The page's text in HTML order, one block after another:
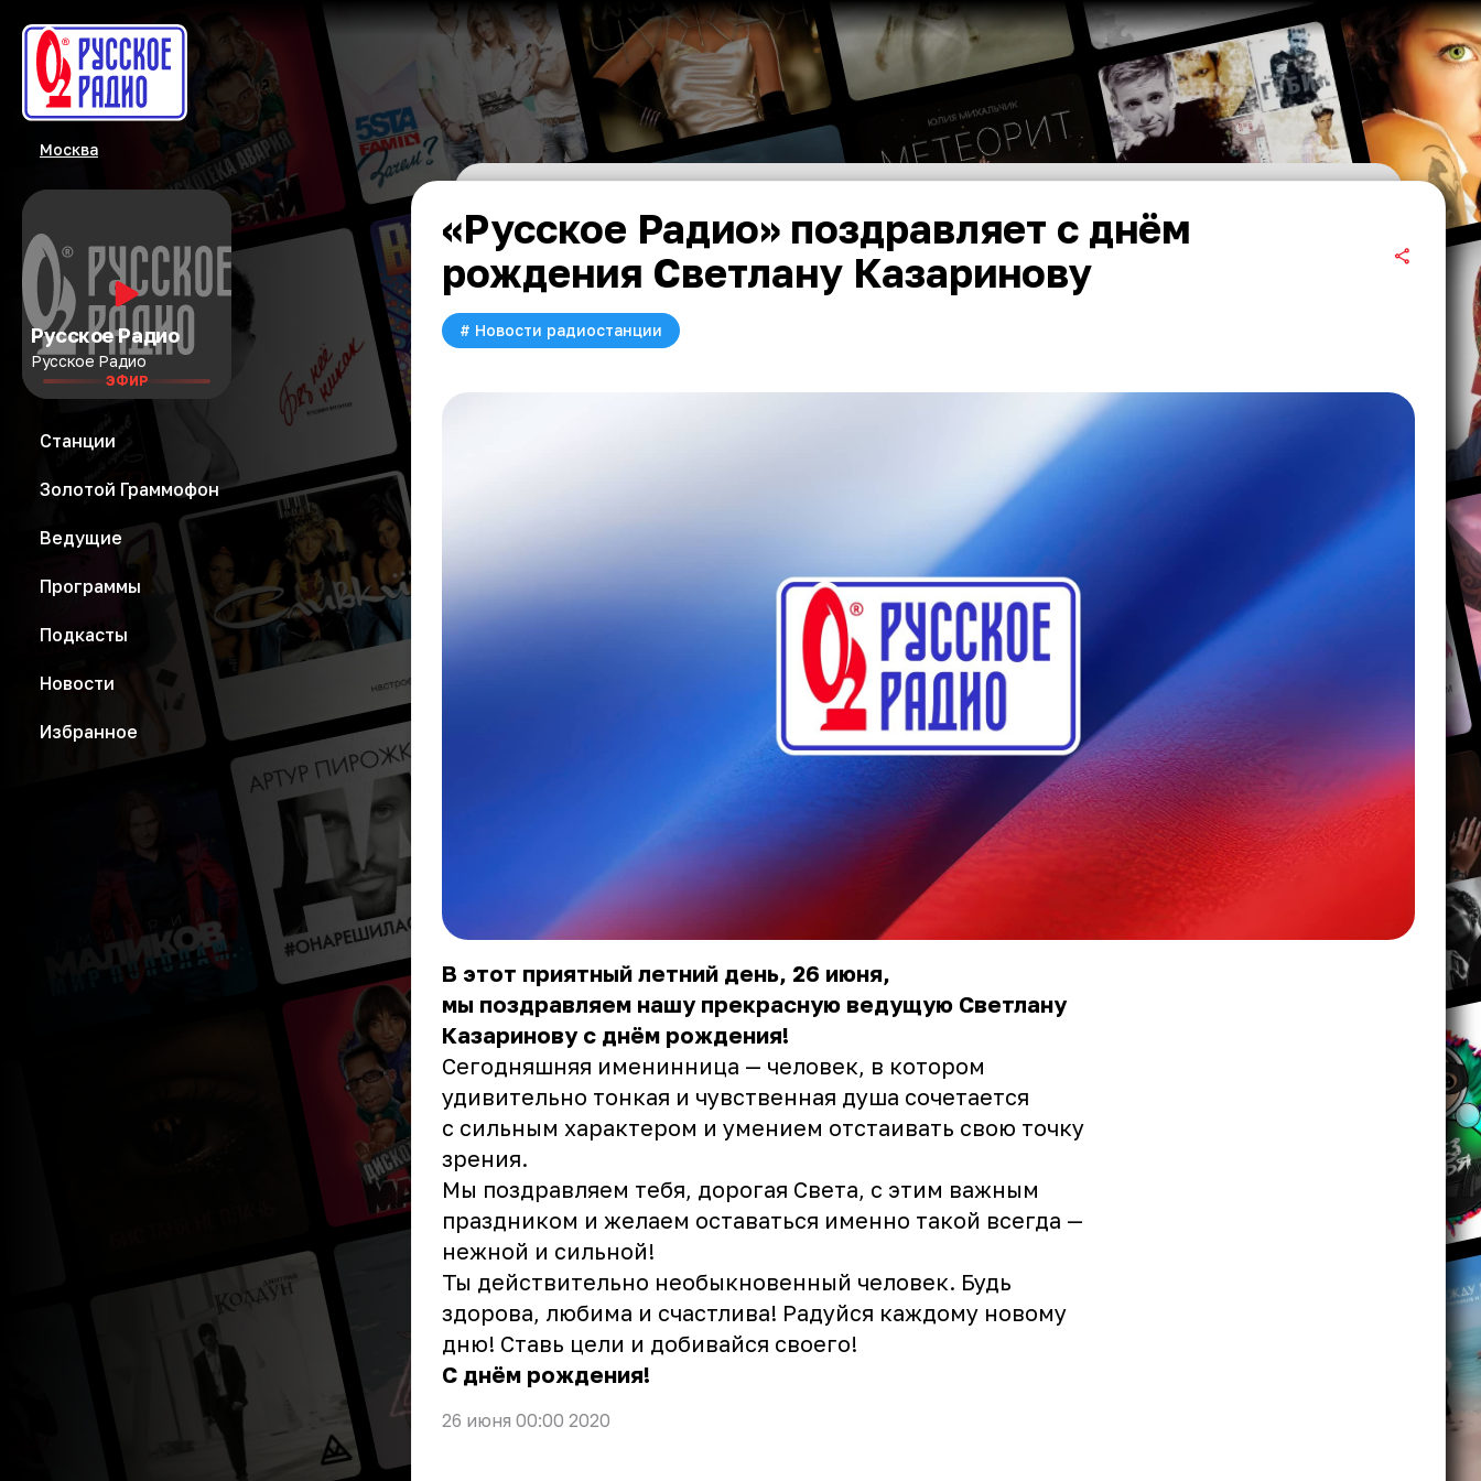
Москва
Русское Радио
Русское Радио
ЭФИР
Станции
Золотой Граммофон
Ведущие
Программы
Подкасты
Новости
Избранное
«Русское Радио» поздравляет с днём
рождения Светлану Казаринову
# Новости радиостанции
В этот приятный летний день, 26 июня,
мы поздравляем нашу прекрасную ведущую Светлану
Казаринову с днём рождения!
Сегодняшняя именинница — человек, в котором
удивительно тонкая и чувственная душа сочетается
с сильным характером и умением отстаивать свою точку
зрения.
Мы поздравляем тебя, дорогая Света, с этим важным
праздником и желаем оставаться именно такой всегда —
нежной и сильной!
Ты действительно необыкновенный человек. Будь
здорова, любима и счастлива! Радуйся каждому новому
дню! Ставь цели и добивайся своего!
С днём рождения!
26 июня 00:00 2020